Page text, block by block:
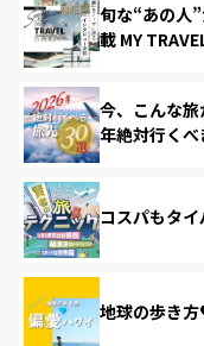
旬な“あの人
載 MY
今、こんな
年絶対行く
コスパもタ
地球の歩き